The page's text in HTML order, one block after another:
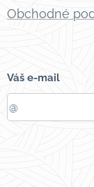
Obchodné
Váš e-mail